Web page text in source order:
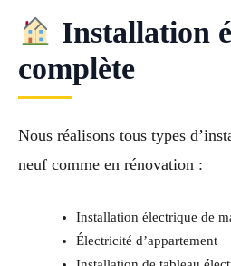
Installation
complète
Nous réalisons tous types
neuf comme en rénovation :
Installation électrique de
Électricité d’appartement